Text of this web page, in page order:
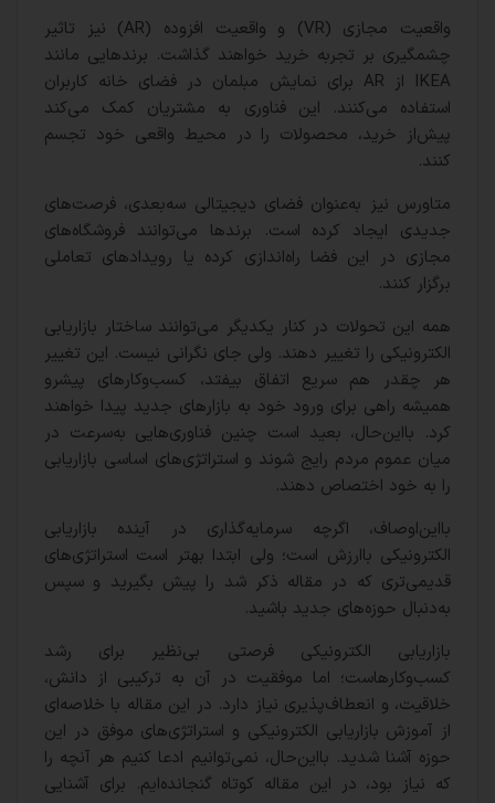
واقعیت مجازی (VR) و واقعیت افزوده (AR) نیز تاثیر
چشمگیری بر تجربه خرید خواهند گذاشت. برندهایی مانند
IKEA از AR برای نمایش مبلمان در فضای خانه کاربران
استفاده می‌کنند. این فناوری به مشتریان کمک می‌کند
پیش‌از خرید، محصولات را در محیط واقعی خود تجسم
کنند.
متاورس نیز به‌عنوان فضای دیجیتالی سه‌بعدی، فرصت‌های
جدیدی ایجاد کرده است. برندها می‌توانند فروشگاه‌های
مجازی در این فضا راه‌اندازی کرده یا رویدادهای تعاملی
برگزار کنند.
همه این تحولات در کنار یکدیگر می‌توانند ساختار بازاریابی
الکترونیکی را تغییر دهند. ولی جای نگرانی نیست. این تغییر
هر چقدر هم سریع اتفاق بیفتد، کسب‌وکارهای پیشرو
همیشه راهی برای ورود خود به بازارهای جدید پیدا خواهند
کرد. بااین‌حال، بعید است چنین فناوری‌هایی به‌سرعت در
میان عموم مردم رایج شوند و استراتژی‌های اساسی بازاریابی
را به خود اختصاص دهند.
بااین‌اوصاف، اگرچه سرمایه‌گذاری در آینده بازاریابی
الکترونیکی باارزش است؛ ولی ابتدا بهتر است استراتژی‌های
قدیمی‌تری که در مقاله ذکر شد را پیش بگیرید و سپس
به‌دنبال حوزه‌های جدید باشید.
بازاریابی الکترونیکی فرصتی بی‌نظیر برای رشد
کسب‌وکارهاست؛ اما موفقیت در آن به ترکیبی از دانش،
خلاقیت، و انعطاف‌پذیری نیاز دارد. در این مقاله با خلاصه‌ای
از آموزش بازاریابی الکترونیکی و استراتژی‌های موفق در این
حوزه آشنا شدید. بااین‌حال، نمی‌توانیم ادعا کنیم هر آنچه را
که نیاز بود، در این مقاله کوتاه گنجانده‌ایم. برای آشنایی